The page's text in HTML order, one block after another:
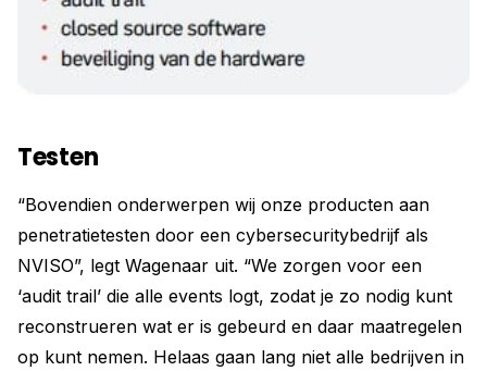
Testen
“Bovendien onderwerpen wij onze producten aan
penetratietesten door een cybersecuritybedrijf als
NVISO”, legt Wagenaar uit. “We zorgen voor een
‘audit trail’ die alle events logt, zodat je zo nodig kunt
reconstrueren wat er is gebeurd en daar maatregelen
op kunt nemen. Helaas gaan lang niet alle bedrijven in